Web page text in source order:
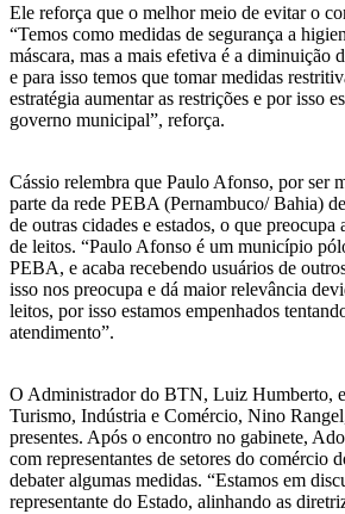
Ele reforça que o melhor meio de evitar o
“Temos como medidas de segurança a
máscara, mas a mais efetiva é a diminuição
e para isso temos que tomar medidas
estratégia aumentar as restrições e por isso
governo municipal”, reforça.
Cássio relembra que Paulo Afonso, por ser
parte da rede PEBA (Pernambuco/ Bahia)
de outras cidades e estados, o que
de leitos. “Paulo Afonso é um município
PEBA, e acaba recebendo usuários de
isso nos preocupa e dá maior relevância
leitos, por isso estamos empenhados
atendimento”.
O Administrador do BTN, Luiz Humberto,
Turismo, Indústria e Comércio, Nino
presentes. Após o encontro no gabinete,
com representantes de setores do comércio
debater algumas medidas. “Estamos em
representante do Estado, alinhando as